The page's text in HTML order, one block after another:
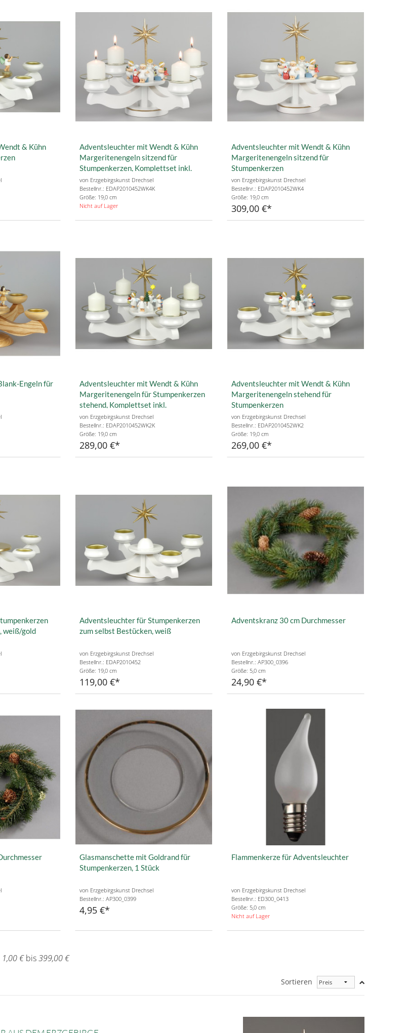
& Kühn
Adventsleuchter mit Wendt & Kühn
Margeritenengeln sitzend für
Stumpenkerzen, Komplettset inkl.
Glasmanschetten, Stumpenkerzen
von Erzgebirgskunst Drechsel
Bestellnr.: EDAP2010452WK4K
Größe: 19,0 cm
Nicht auf Lager
Adventsleuchter mit Wendt & Kühn
Margeritenengeln sitzend für
Stumpenkerzen
von Erzgebirgskunst Drechsel
Bestellnr.: EDAP2010452WK4
Größe: 19,0 cm
309,00 €
Engeln für
Adventsleuchter mit Wendt & Kühn
Margeritenengeln für Stumpenkerzen
stehend, Komplettset inkl.
Glasmanschetten, Stumpenkerzen
von Erzgebirgskunst Drechsel
Bestellnr.: EDAP2010452WK2K
Größe: 19,0 cm
289,00 €
Adventsleuchter mit Wendt & Kühn
Margeritenengeln stehend für
Stumpenkerzen
von Erzgebirgskunst Drechsel
Bestellnr.: EDAP2010452WK2
Größe: 19,0 cm
269,00 €
weiß/gold
Adventsleuchter für Stumpenkerzen
zum selbst Bestücken, weiß
von Erzgebirgskunst Drechsel
Bestellnr.: EDAP2010452
Größe: 19,0 cm
119,00 €
Adventskranz 30 cm Durchmesser
von Erzgebirgskunst Drechsel
Bestellnr.: AP300_0396
Größe: 5,0 cm
24,90 €
Glasmanschette mit Goldrand für
Stumpenkerzen, 1 Stück
von Erzgebirgskunst Drechsel
Bestellnr.: AP300_0399
4,95 €
Flammenkerze für Adventsleuchter
von Erzgebirgskunst Drechsel
Bestellnr.: ED300_0413
Größe: 5,0 cm
Nicht auf Lager
1,00 €bis399,00 €
Sortieren